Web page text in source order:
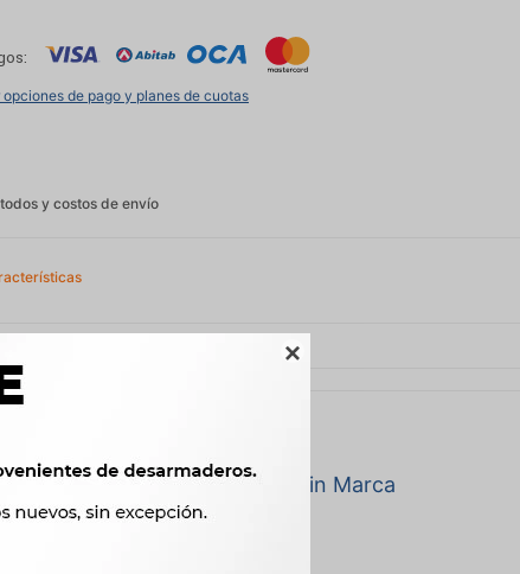

opciones de pago y planes de cuotas
y costos de envío
mas productos de la marca Sin Marca